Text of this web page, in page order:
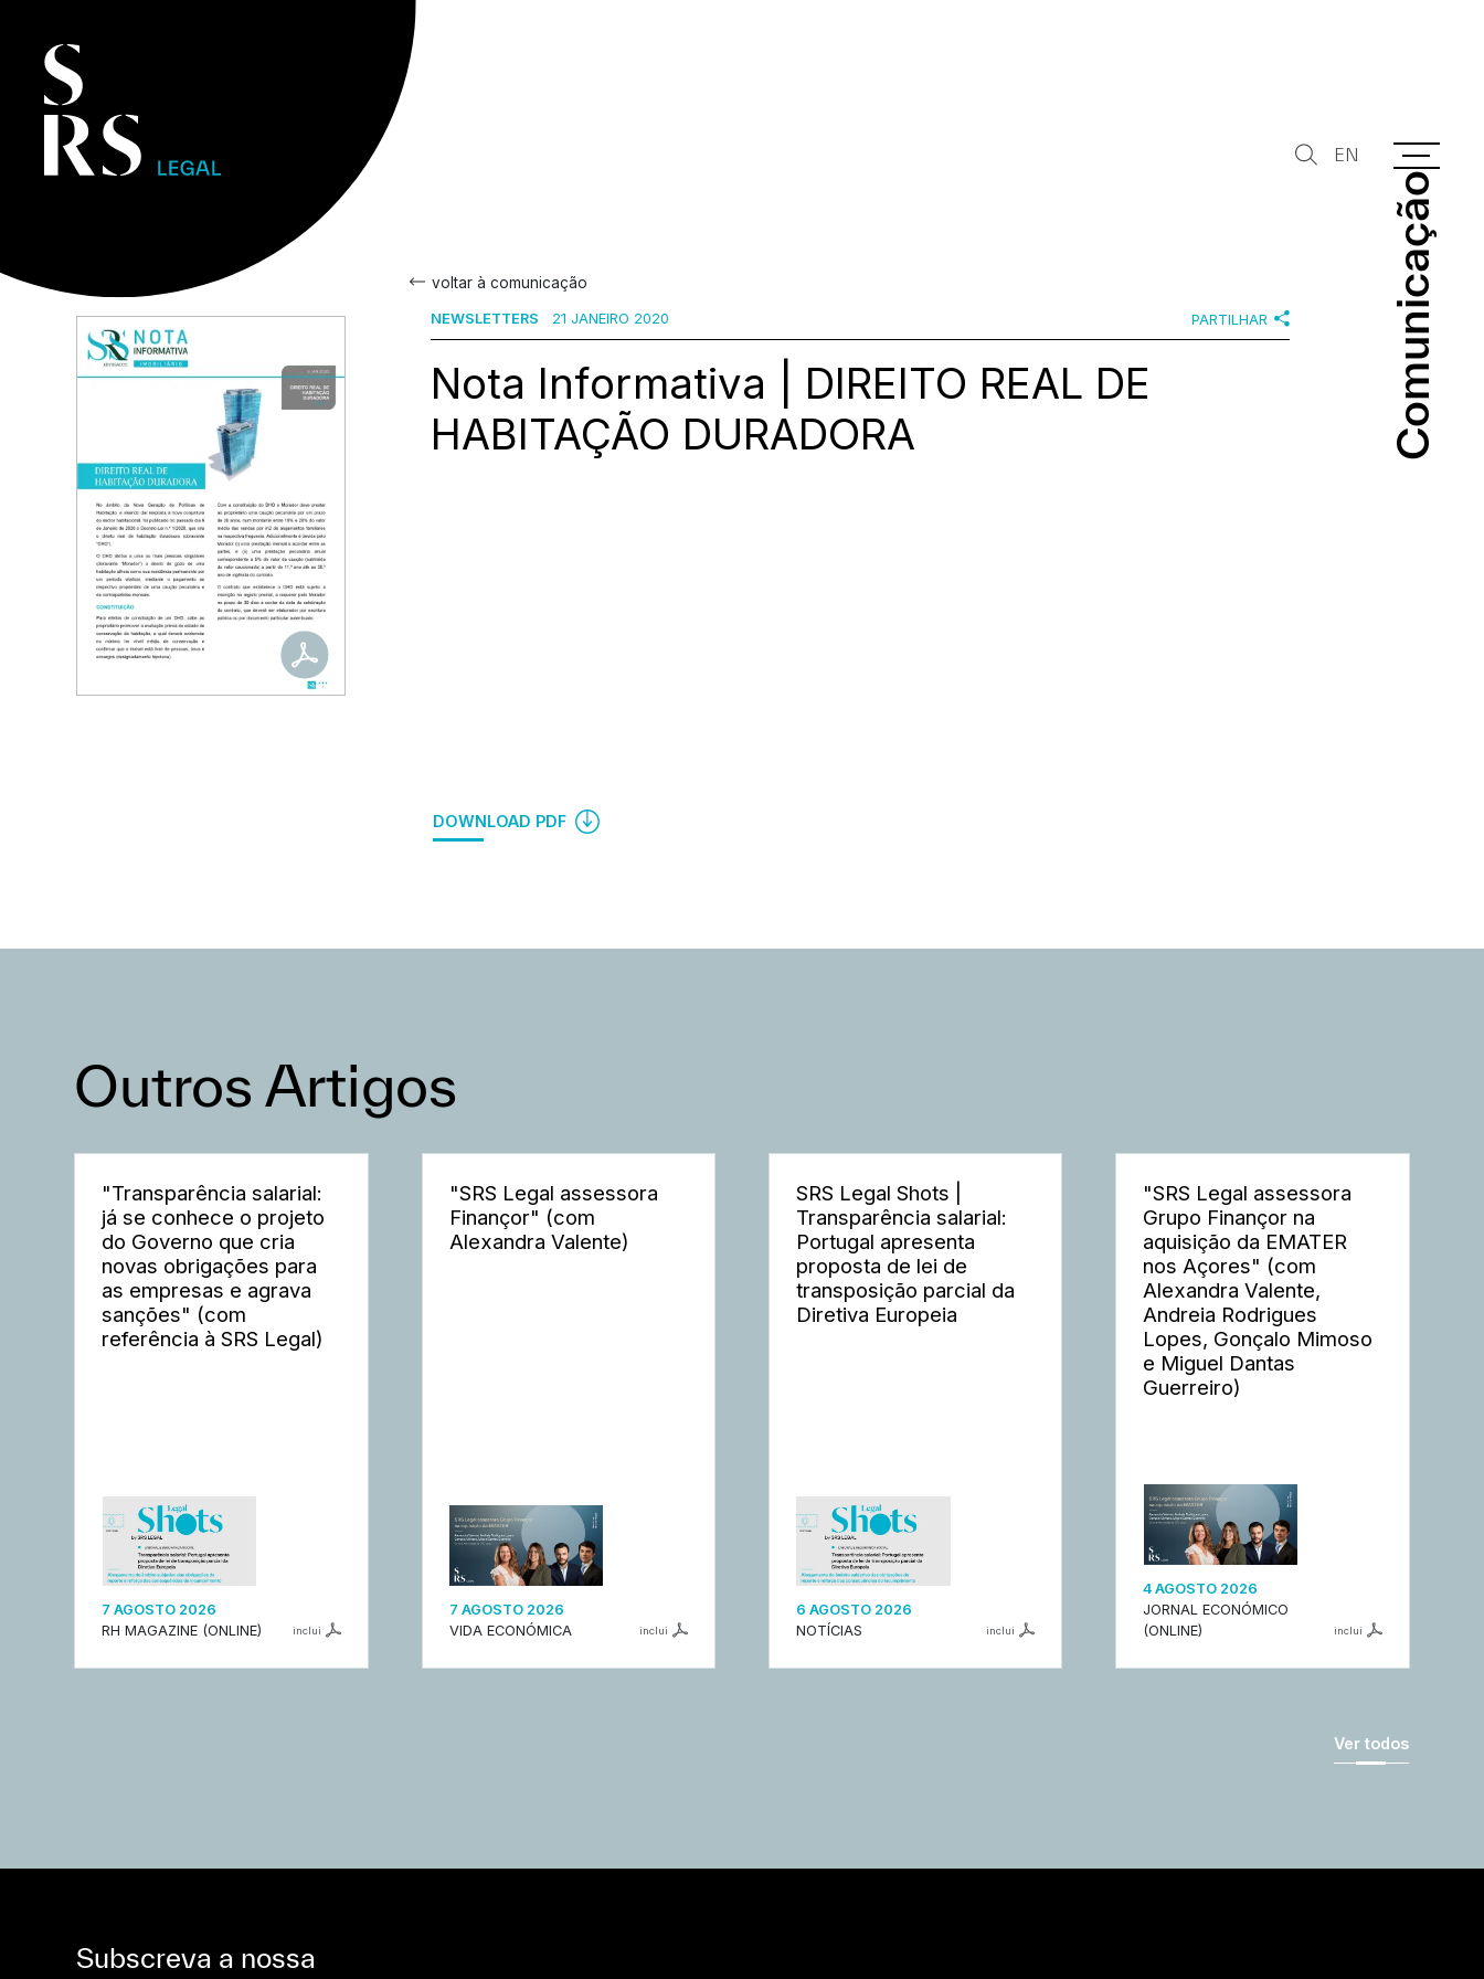
Comunicação
Comunicação
EN
voltar à comunicação
NEWSLETTERS 21 JANEIRO 2020 PARTILHAR
Nota Informativa | DIREITO REAL DE
HABITAÇÃO DURADORA
DOWNLOAD PDF
Outros Artigos
"Transparência salarial:
já se conhece o projeto
do Governo que cria
novas obrigações para
as empresas e agrava
sanções" (com
referência à SRS Legal)
7 AGOSTO 2026
RH MAGAZINE (ONLINE)
inclui
"SRS Legal assessora
Finançor" (com
Alexandra Valente)
7 AGOSTO 2026
VIDA ECONÓMICA
inclui
SRS Legal Shots |
Transparência salarial:
Portugal apresenta
proposta de lei de
transposição parcial da
Diretiva Europeia
6 AGOSTO 2026
NOTÍCIAS
inclui
"SRS Legal assessora
Grupo Finançor na
aquisição da EMATER
nos Açores" (com
Alexandra Valente,
Andreia Rodrigues
Lopes, Gonçalo Mimoso
e Miguel Dantas
Guerreiro)
4 AGOSTO 2026
JORNAL ECONÓMICO
(ONLINE)
inclui
Ver todos
Subscreva a nossa